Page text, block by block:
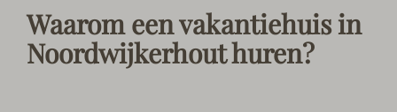
Waarom een vakantiehuis in
Noordwijkerhout huren?